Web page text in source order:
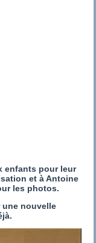
enfants pour leur
et à Antoine
les photos.
une nouvelle